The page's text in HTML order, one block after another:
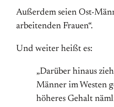
Außerdem seien Ost-
arbeitenden Frauen“.
Und weiter heißt es:
„Darüber hinaus
Männer im Westen
höheres Gehalt